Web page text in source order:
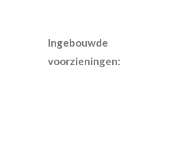
Ingebouwde
voorzieningen: